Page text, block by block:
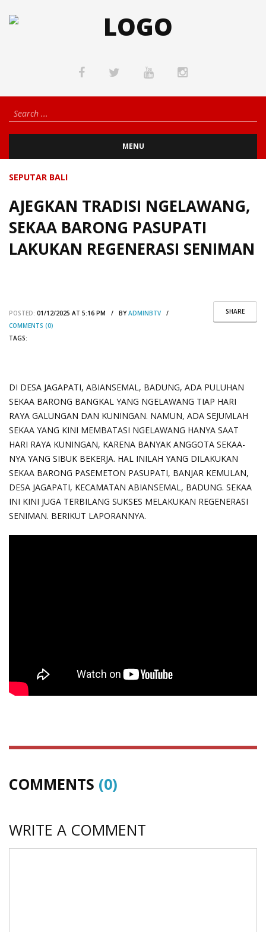
MENU
SEPUTAR BALI
AJEGKAN TRADISI NGELAWANG,
SEKAA BARONG PASUPATI
LAKUKAN REGENERASI SENIMAN
SHARE
POSTED: 01/12/2025 AT 5:16 PM / BYADMINBTV /
COMMENTS (0)
TAGS:
DI DESA JAGAPATI, ABIANSEMAL, BADUNG, ADA PULUHAN
SEKAA BARONG BANGKAL YANG NGELAWANG TIAP HARI
RAYA GALUNGAN DAN KUNINGAN. NAMUN, ADA SEJUMLAH
SEKAA YANG KINI MEMBATASI NGELAWANG HANYA SAAT
HARI RAYA KUNINGAN, KARENA BANYAK ANGGOTA SEKAA-
NYA YANG SIBUK BEKERJA. HAL INILAH YANG DILAKUKAN
SEKAA BARONG PASEMETON PASUPATI, BANJAR KEMULAN,
DESA JAGAPATI, KECAMATAN ABIANSEMAL, BADUNG. SEKAA
INI KINI JUGA TERBILANG SUKSES MELAKUKAN REGENERASI
SENIMAN. BERIKUT LAPORANNYA.
COMMENTS (0)
WRITE A COMMENT